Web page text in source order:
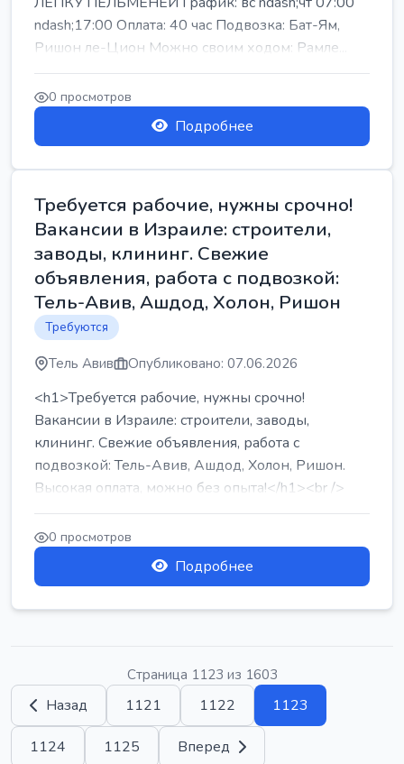
ndash;17:00 Оплата: 40 час Подвозка: Бат-Ям,
Ришон ле-Цион Можно своим ходом: Рамле...
0 просмотров
Подробнее
Требуется рабочие, нужны срочно!
Вакансии в Израиле: строители,
заводы, клининг. Свежие
объявления, работа с подвозкой:
Тель-Авив, Ашдод, Холон, Ришон
Требуются
Тель Авив Опубликовано: 07.06.2026
<h1>Требуется рабочие, нужны срочно!
Вакансии в Израиле: строители, заводы,
клининг. Свежие объявления, работа с
подвозкой: Тель-Авив, Ашдод, Холон, Ришон.
Высокая оплата, можно без опыта!</h1><br />
...
0 просмотров
Подробнее
Страница 1123 из 1603
Назад 1121 1122 1123
1124 1125 Вперед